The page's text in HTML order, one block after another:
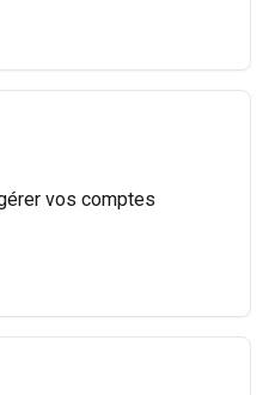
vos comptes